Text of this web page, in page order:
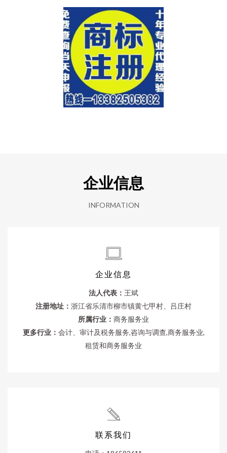
企业信息
INFORMATION
企业信息
法人代表： 王斌
注册地址： 浙江省乐清市柳市镇黄七甲村、吕庄村
所属行业： 商务服务业
更多行业： 会计、审计及税务服务,咨询与调查,商务服务业,
租赁和商务服务业
联系我们